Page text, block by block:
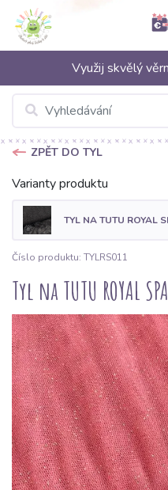
Využij skvělý
ZPĚT DO TYL
Varianty produktu
TYL NA TUTU ROYAL
Číslo produktu: TYLRS011
Tyl na TUTU ROYAL